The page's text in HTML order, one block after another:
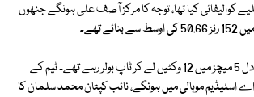
کوالیفائی کیا تھا، توجہ کا مرکز آصف علی ہونگے جنھوں
تھے۔
اس ایونٹ میں احسان عادل 5 میچز میں 12 وکٹیں لے کر ٹاپ بولر رہے تھے۔ ٹیم کے
اسٹیڈیم موہالی میں ہونگے، نائب کپتان محمد سلمان کا